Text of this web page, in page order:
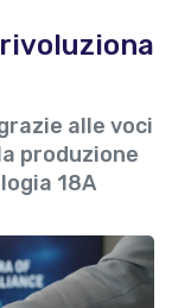
alle voci
produzione
18A